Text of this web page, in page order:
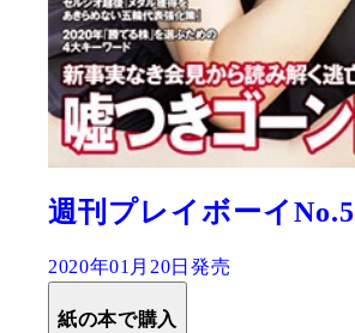
週刊プレイボーイNo.5
2020年01月20日発売
紙の本で購入